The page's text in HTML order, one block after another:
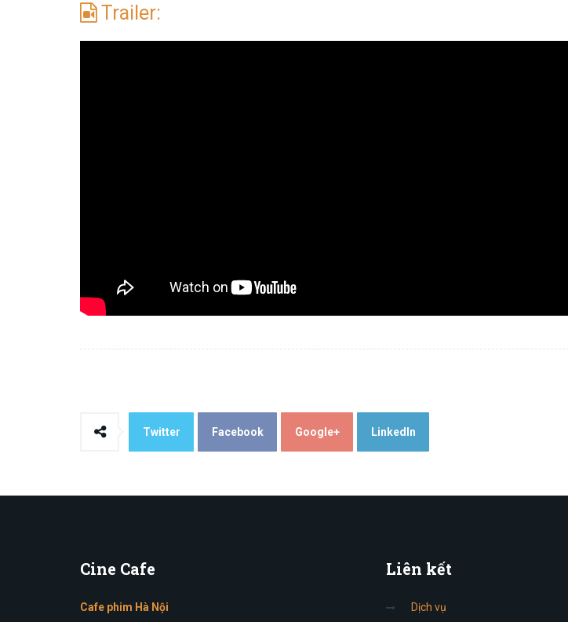
Trailer:
Twitter Facebook Google+ LinkedIn
Cine Cafe
Cafe phim Hà Nội
Liên kết
Dịch vụ